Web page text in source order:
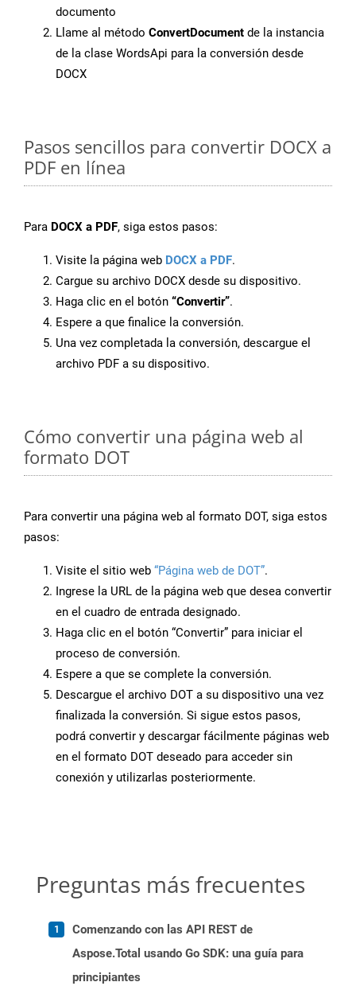
documento
Llame al método ConvertDocument de la instancia
de la clase WordsApi para la conversión desde
DOCX
Pasos sencillos para convertir DOCX a
PDF en línea
Para DOCX a PDF, siga estos pasos:
Visite la página web DOCX a PDF.
Cargue su archivo DOCX desde su dispositivo.
Haga clic en el botón “Convertir”.
Espere a que finalice la conversión.
Una vez completada la conversión, descargue el
archivo PDF a su dispositivo.
Cómo convertir una página web al
formato DOT
Para convertir una página web al formato DOT, siga estos
pasos:
Visite el sitio web “Página web de DOT”.
Ingrese la URL de la página web que desea convertir
en el cuadro de entrada designado.
Haga clic en el botón “Convertir” para iniciar el
proceso de conversión.
Espere a que se complete la conversión.
Descargue el archivo DOT a su dispositivo una vez
finalizada la conversión. Si sigue estos pasos,
podrá convertir y descargar fácilmente páginas web
en el formato DOT deseado para acceder sin
conexión y utilizarlas posteriormente.
Preguntas más frecuentes
Comenzando con las API REST de
Aspose.Total usando Go SDK: una guía para
principiantes